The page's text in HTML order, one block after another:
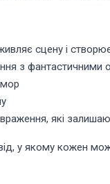
сцену і
з фантастичними
враження, які
у якому кожен